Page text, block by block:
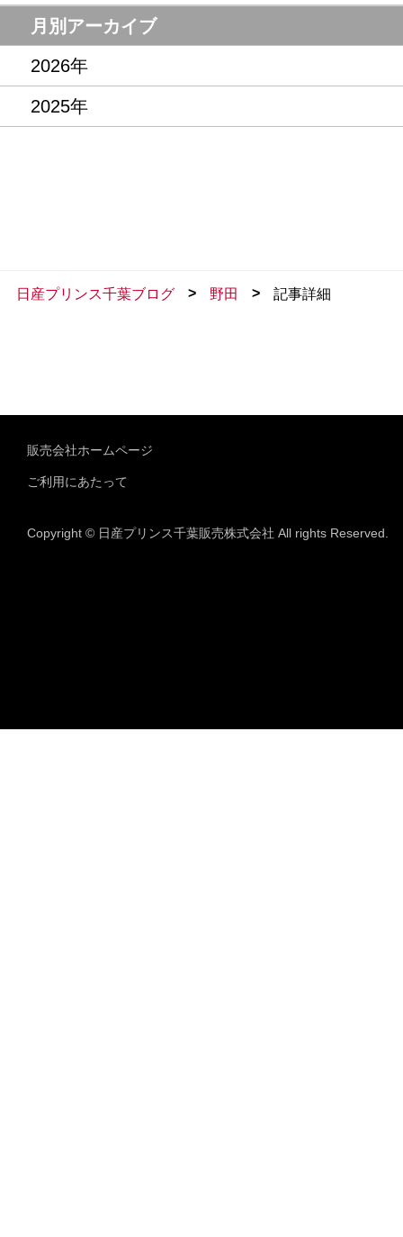
月別アーカイブ
2026年
2025年
日産プリンス千葉ブログ > 野田 > 記事詳細
販売会社ホームページ
ご利用にあたって
Copyright © 日産プリンス千葉販売株式会社 All rights Reserved.